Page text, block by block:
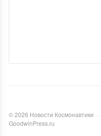
©2026 Новости Космонавтики ·
GoodwinPress.ru